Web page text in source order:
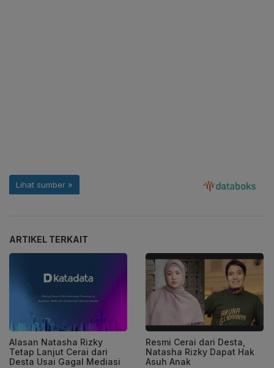
ARTIKEL TERKAIT
Alasan Natasha Rizky
Tetap Lanjut Cerai dari
Desta Usai Gagal Mediasi
Resmi Cerai dari Desta,
Natasha Rizky Dapat Hak
Asuh Anak